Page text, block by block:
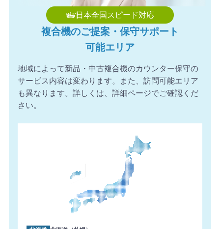
2026年8月6日 17:06
【滋賀県】コピー機 FUJIFILM 導入のお問い合わせを頂き
ました。ありがとうございます。
を頂きました。ありがとうございます。
2026年8月6日 16:54
【千葉県】複合機 Canon 導入のお問い合わせを頂きまし
た。ありがとうございます。
2026年8月6日 16:02
【埼玉県】コピー機 SHARP 導入のお問い合わせを頂きま
【三重県】複合機 FUJIFILM 導入のお問い合わせを頂きま
した。ありがとうございます。
2026年8月6日 14:59
【熊本県】複合機 KONICA MINOLTA 導入のお問い合わせ
を頂きました。ありがとうございます。
日本全国スピード対応
複合機のご提案・保守サポート
可能エリア
地域によって新品・中古複合機のカウンター保守の
サービス内容は変わります。また、訪問可能エリア
も異なります。詳しくは、詳細ページでご確認くだ
さい。